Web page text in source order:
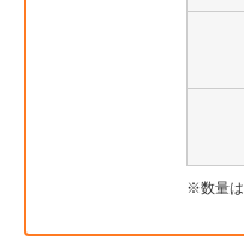
数量